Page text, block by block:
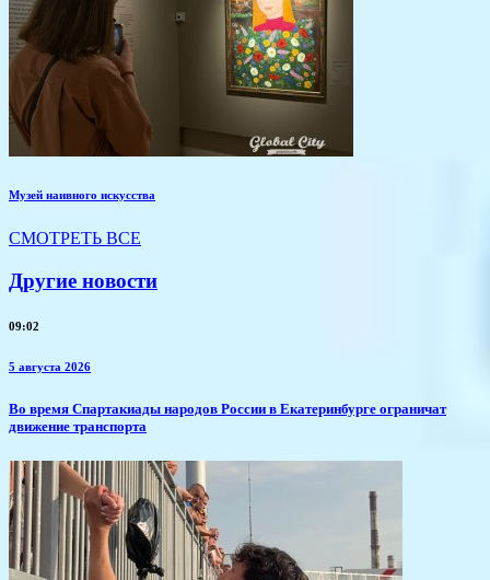
Музей наивного искусства
СМОТРЕТЬ ВСЕ
Другие новости
09:02
5 августа 2026
​Во время Спартакиады народов России в Екатеринбурге ограничат
движение транспорта